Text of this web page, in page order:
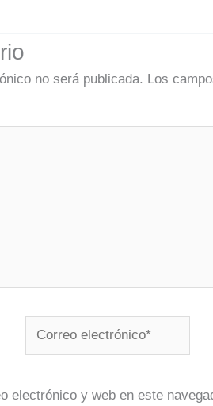
no será publicada. Los
electrónico*
electrónico y web en este